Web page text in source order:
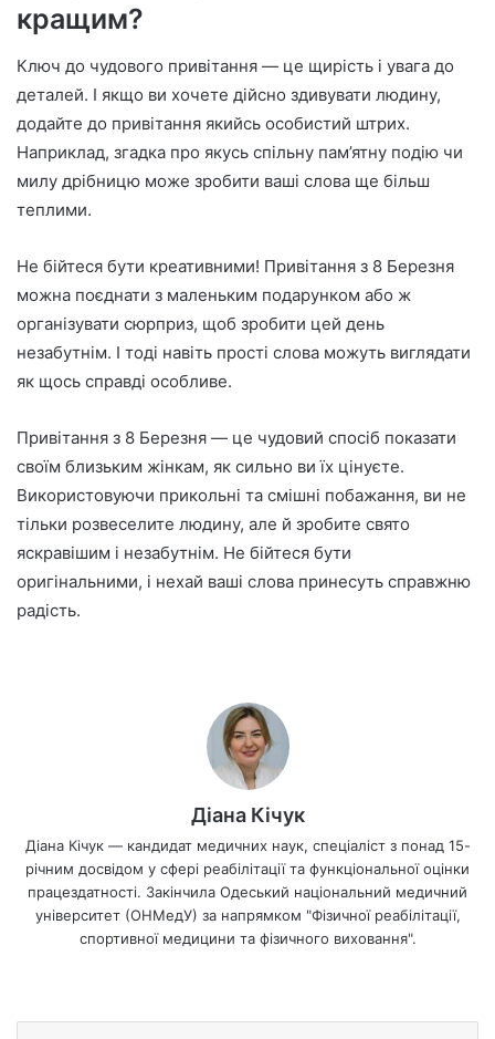
кращим?
Ключ до чудового привітання — це щирість і увага до
деталей. І якщо ви хочете дійсно здивувати людину,
додайте до привітання якийсь особистий штрих.
Наприклад, згадка про якусь спільну пам’ятну подію чи
милу дрібницю може зробити ваші слова ще більш
теплими.
Не бійтеся бути креативними! Привітання з 8 Березня
можна поєднати з маленьким подарунком або ж
організувати сюрприз, щоб зробити цей день
незабутнім. І тоді навіть прості слова можуть виглядати
як щось справді особливе.
Привітання з 8 Березня — це чудовий спосіб показати
своїм близьким жінкам, як сильно ви їх цінуєте.
Використовуючи прикольні та смішні побажання, ви не
тільки розвеселите людину, але й зробите свято
яскравішим і незабутнім. Не бійтеся бути
оригінальними, і нехай ваші слова принесуть справжню
радість.
Діана Кічук
Діана Кічук — кандидат медичних наук, спеціаліст з понад 15-
річним досвідом у сфері реабілітації та функціональної оцінки
працездатності. Закінчила Одеський національний медичний
університет (ОНМедУ) за напрямком "Фізичної реабілітації,
спортивної медицини та фізичного виховання".
te